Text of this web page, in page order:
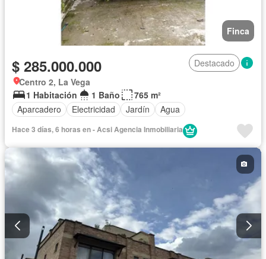
Finca
$ 285.000.000
Destacado
Centro 2, La Vega
1 Habitación
1 Baño
765 m²
Aparcadero
Electricidad Jardín Agua
Hace 3 días, 6 horas en - Acsi Agencia Inmobiliaria